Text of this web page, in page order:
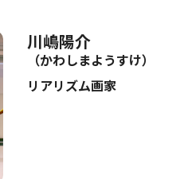
川嶋陽介
（かわしまようすけ）
リアリズム画家